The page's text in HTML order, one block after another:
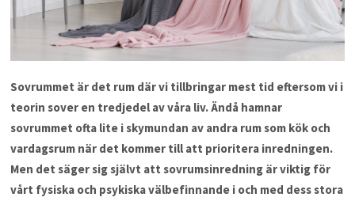
Sovrummet är det rum där vi tillbringar mest tid eftersom vi i
teorin sover en tredjedel av våra liv. Ändå hamnar
sovrummet ofta lite i skymundan av andra rum som kök och
vardagsrum när det kommer till att prioritera inredningen.
Men det säger sig självt att sovrumsinredning är viktig för
vårt fysiska och psykiska välbefinnande i och med dess stora